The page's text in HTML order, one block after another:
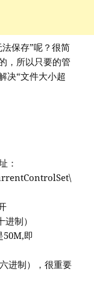
保存”呢？很简
，所以只要的管
决“文件大小超
：
制）
50M,即
进制），很重要